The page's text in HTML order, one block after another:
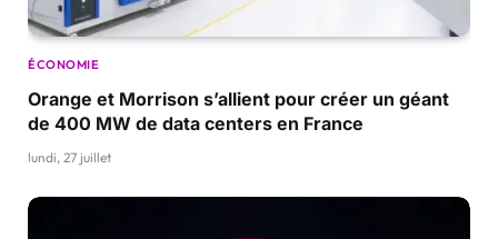
ÉCONOMIE
Orange et Morrison s’allient pour créer un géant
de 400 MW de data centers en France
lundi, 27 juillet